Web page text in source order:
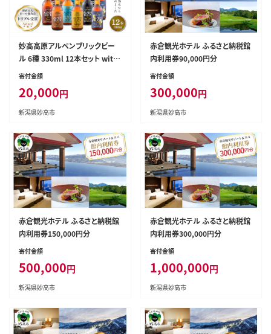
妙高高原アルペンブリックビー
ル 6種 330ml 12本セット withi
n2024
寄付金額
20,000円
新潟県妙高市
赤倉観光ホテル ふるさと納税館
内利用券90,000円分
寄付金額
300,000円
新潟県妙高市
赤倉観光ホテル ふるさと納税館
内利用券150,000円分
寄付金額
500,000円
新潟県妙高市
赤倉観光ホテル ふるさと納税館
内利用券300,000円分
寄付金額
1,000,000円
新潟県妙高市